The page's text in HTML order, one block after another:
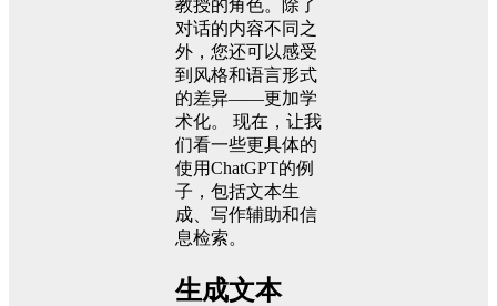
教授的角色。除了
对话的内容不同之
外，您还可以感受
到风格和语言形式
的差异——更加学
术化。 现在，让我
们看一些更具体的
使用ChatGPT的例
子，包括文本生
成、写作辅助和信
息检索。
生成文本